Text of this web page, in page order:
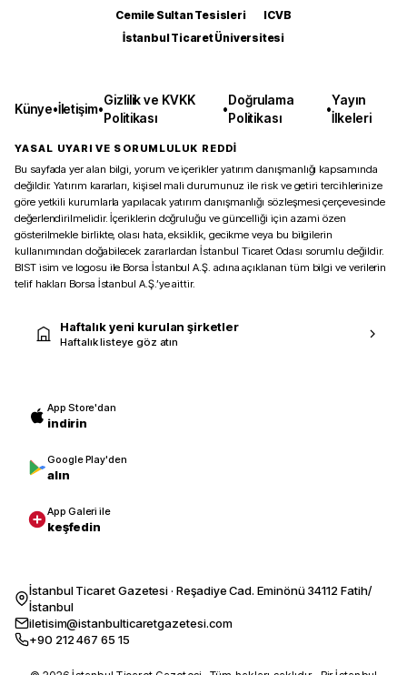
Cemile Sultan Tesisleri
ICVB
İstanbul Ticaret Üniversitesi
Künye•İletişim•
Gizlilik ve KVKK
Politikası
•
Doğrulama
Politikası
•
Yayın
İlkeleri
YASAL UYARI VE SORUMLULUK REDDİ
Bu sayfada yer alan bilgi, yorum ve içerikler yatırım danışmanlığı kapsamında
değildir. Yatırım kararları, kişisel mali durumunuz ile risk ve getiri tercihlerinize
göre yetkili kurumlarla yapılacak yatırım danışmanlığı sözleşmesi çerçevesinde
değerlendirilmelidir. İçeriklerin doğruluğu ve güncelliği için azami özen
gösterilmekle birlikte, olası hata, eksiklik, gecikme veya bu bilgilerin
kullanımından doğabilecek zararlardan İstanbul Ticaret Odası sorumlu değildir.
BIST isim ve logosu ile Borsa İstanbul A.Ş. adına açıklanan tüm bilgi ve verilerin
telif hakları Borsa İstanbul A.Ş.’ye aittir.
Haftalık yeni kurulan şirketler
Haftalık listeye göz atın
App Store'dan
indirin
Google Play'den
alın
App Galeri ile
keşfedin
İstanbul Ticaret Gazetesi · Reşadiye Cad. Eminönü 34112 Fatih/
İstanbul
iletisim@istanbulticaretgazetesi.com
+90 212 467 65 15